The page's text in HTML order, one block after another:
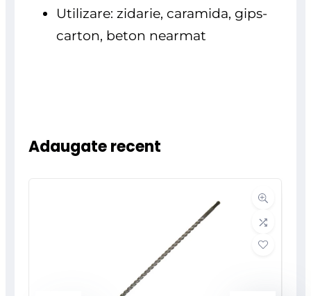
Utilizare: zidarie, caramida, gips-
carton, beton nearmat
Adaugate recent